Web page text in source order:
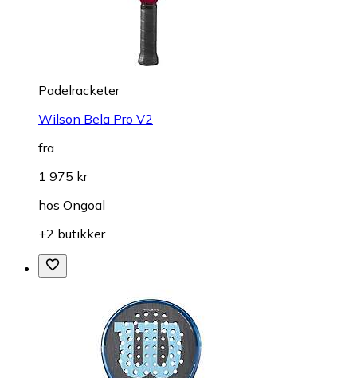
Padelracketer
Wilson Bela Pro V2
fra
1 975 kr
hos Ongoal
+2 butikker